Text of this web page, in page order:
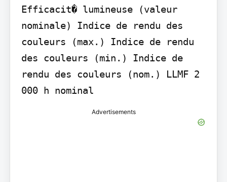
Efficacit� lumineuse (valeur
nominale) Indice de rendu des
couleurs (max.) Indice de rendu
des couleurs (min.) Indice de
rendu des couleurs (nom.) LLMF 2
000 h nominal
Advertisements